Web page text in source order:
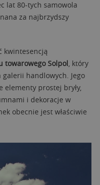
lat 80-tych samowola
za najbrzydszy
kwintesencją
towarowego Solpol, który
handlowych. Jego
elementy prostej bryły,
i dekoracje w
obecnie jest właściwie